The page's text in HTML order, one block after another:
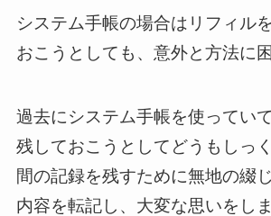
システム手帳の場合はリフィル
おこうとしても、意外と方法に
過去にシステム手帳を使ってい
残しておこうとしてどうもしっ
間の記録を残すために無地の綴
内容を転記し、大変な思いをしま